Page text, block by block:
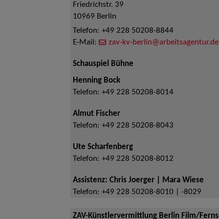
Friedrichstr. 39
10969 Berlin
Telefon: +49 228 50208-8844
E-Mail:
zav-kv-berlin@arbeitsagentur.de
Schauspiel Bühne
Henning Bock
Telefon: +49 228 50208-8014
Almut Fischer
Telefon: +49 228 50208-8043
Ute Scharfenberg
Telefon: +49 228 50208-8012
Assistenz: Chris Joerger | Mara Wiese
Telefon: +49 228 50208-8010 | -8029
ZAV-Künstlervermittlung Berlin Film/